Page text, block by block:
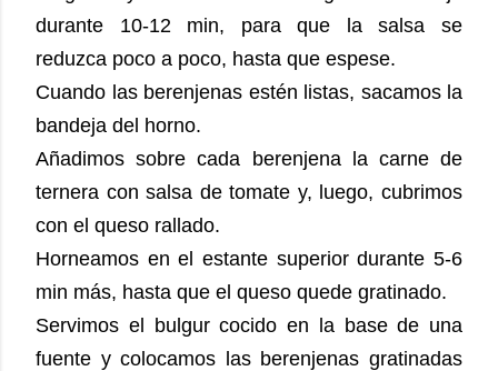
durante 10-12 min, para que la salsa se
reduzca poco a poco, hasta que espese.
Cuando las berenjenas estén listas, sacamos la
bandeja del horno.
Añadimos sobre cada berenjena la carne de
ternera con salsa de tomate y, luego, cubrimos
con el queso rallado.
Horneamos en el estante superior durante 5-6
min más, hasta que el queso quede gratinado.
Servimos el bulgur cocido en la base de una
fuente y colocamos las berenjenas gratinadas